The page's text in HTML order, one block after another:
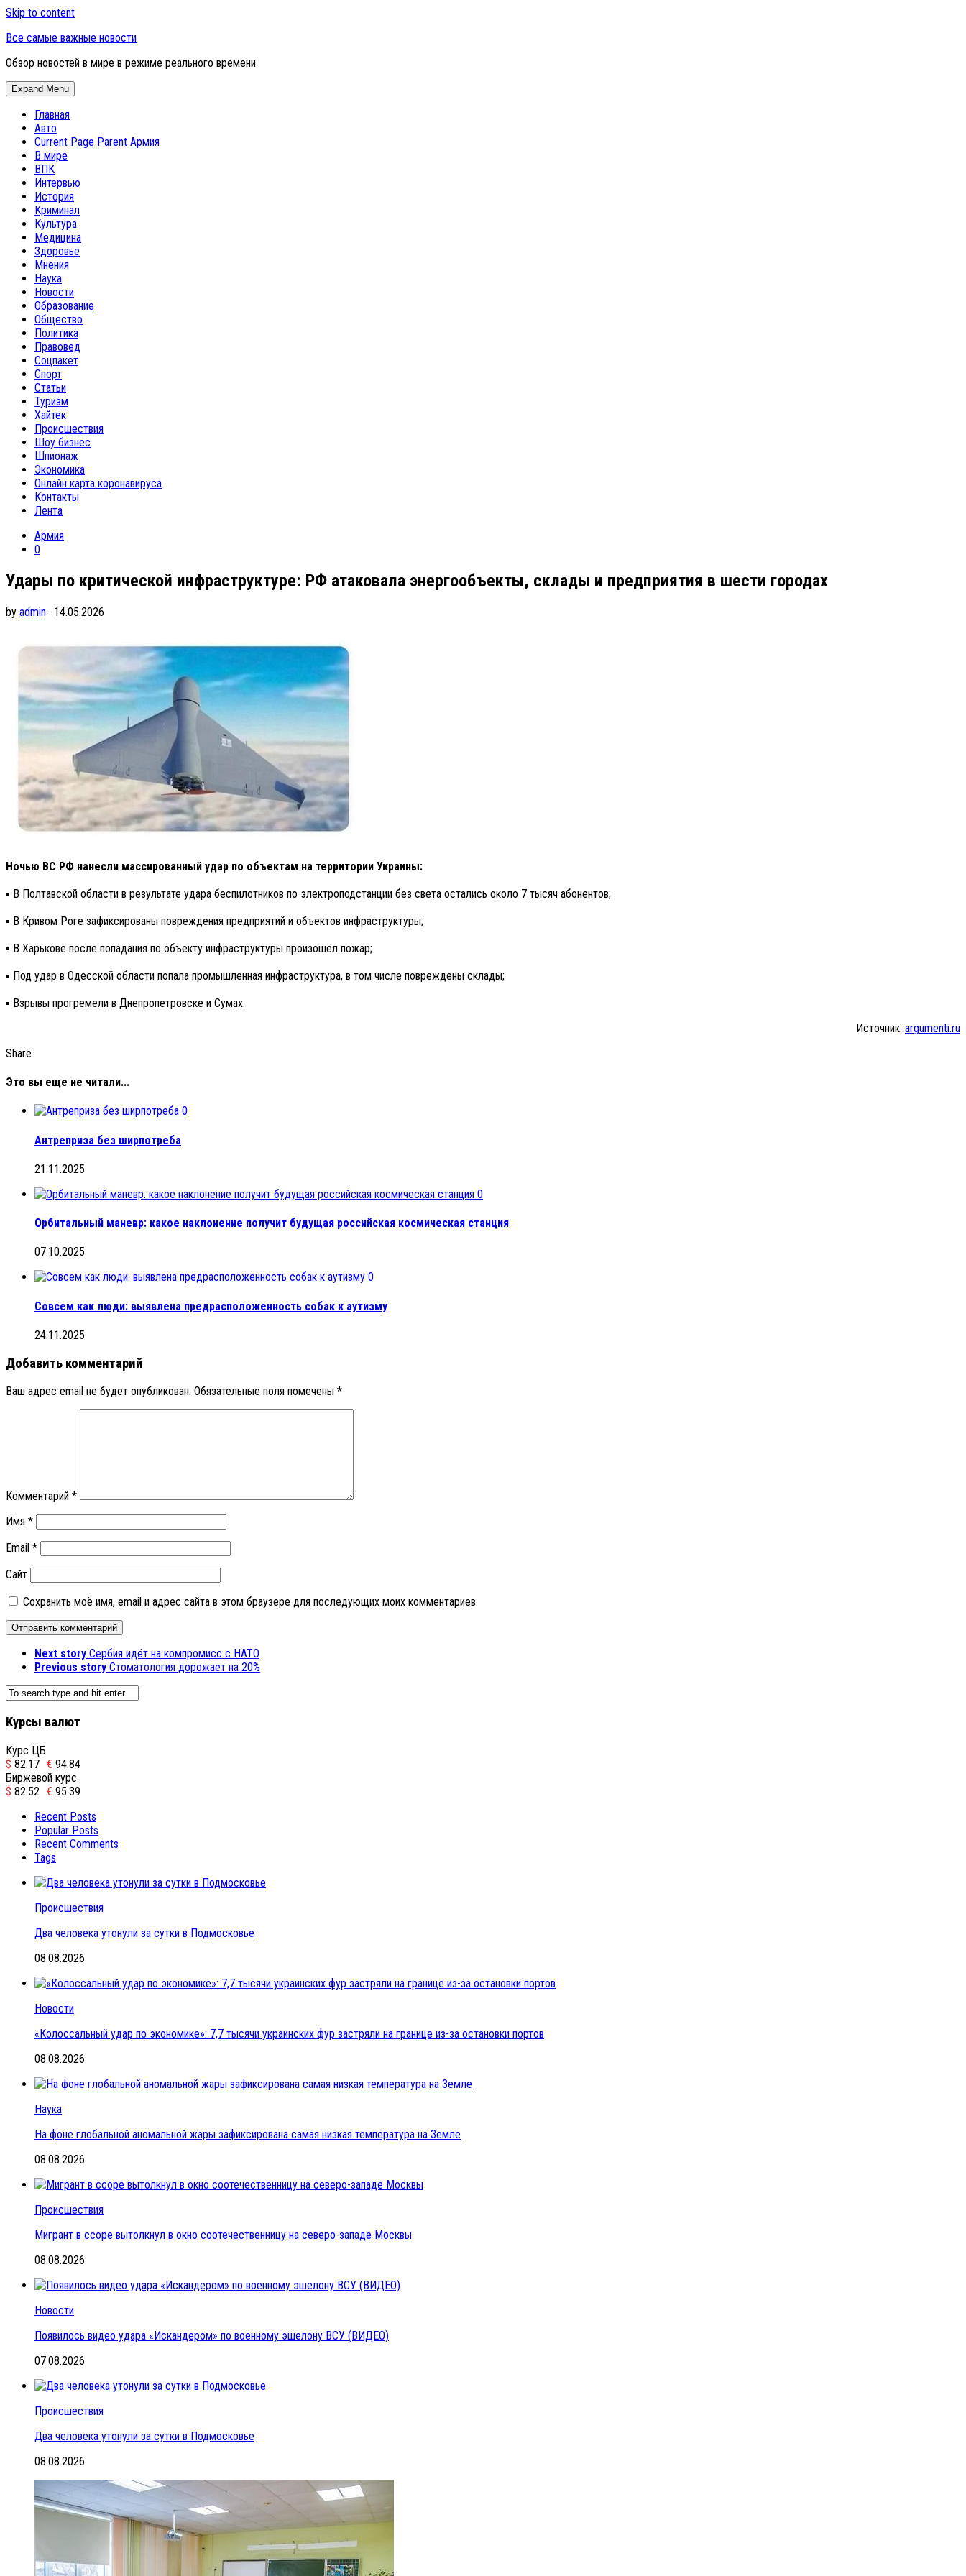
Skip to content
Все самые важные новости
Обзор новостей в мире в режиме реального времени
Expand Menu
Главная
Авто
Current Page Parent Армия
В мире
ВПК
Интервью
История
Криминал
Культура
Медицина
Здоровье
Мнения
Наука
Новости
Образование
Общество
Политика
Правовед
Соцпакет
Спорт
Статьи
Туризм
Хайтек
Происшествия
Шоу бизнес
Шпионаж
Экономика
Онлайн карта коронавируса
Контакты
Лента
Армия
0
Удары по критической инфраструктуре: РФ атаковала энергообъекты, склады и предприятия в шести городах
by admin · 14.05.2026
Ночью ВС РФ нанесли массированный удар по объектам на территории Украины:
▪️ В Полтавской области в результате удара беспилотников по электроподстанции без света остались около 7 тысяч абонентов;
▪️ В Кривом Роге зафиксированы повреждения предприятий и объектов инфраструктуры;
▪️ В Харькове после попадания по объекту инфраструктуры произошёл пожар;
▪️ Под удар в Одесской области попала промышленная инфраструктура, в том числе повреждены склады;
▪️ Взрывы прогремели в Днепропетровске и Сумах.
Источник: argumenti.ru
Share
Это вы еще не читали...
0
Антреприза без ширпотреба
21.11.2025
0
Орбитальный маневр: какое наклонение получит будущая российская космическая станция
07.10.2025
0
Совсем как люди: выявлена предрасположенность собак к аутизму
24.11.2025
Добавить комментарий
Ваш адрес email не будет опубликован. Обязательные поля помечены *
Комментарий *
Имя *
Email *
Сайт
Сохранить моё имя, email и адрес сайта в этом браузере для последующих моих комментариев.
Next story Сербия идёт на компромисс с НАТО
Previous story Стоматология дорожает на 20%
Курсы валют
Курс ЦБ
$ 82.17 € 94.84
Биржевой курс
$ 82.52 € 95.39
Recent Posts
Popular Posts
Recent Comments
Tags
Происшествия
Два человека утонули за сутки в Подмосковье
08.08.2026
Новости
«Колоссальный удар по экономике»: 7,7 тысячи украинских фур застряли на границе из-за остановки портов
08.08.2026
Наука
На фоне глобальной аномальной жары зафиксирована самая низкая температура на Земле
08.08.2026
Происшествия
Мигрант в ссоре вытолкнул в окно соотечественницу на северо-западе Москвы
08.08.2026
Новости
Появилось видео удара «Искандером» по военному эшелону ВСУ (ВИДЕО)
07.08.2026
Происшествия
Два человека утонули за сутки в Подмосковье
08.08.2026